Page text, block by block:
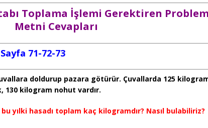
Toplama İşlemi Gerektiren
Metni Cevapları
71-72-73
doldurup pazara götürür. Çuvallarda 125
130 kilogram nohut vardır.
yılki hasadı toplam kaç kilogramdır? Nasıl bulabiliriz?